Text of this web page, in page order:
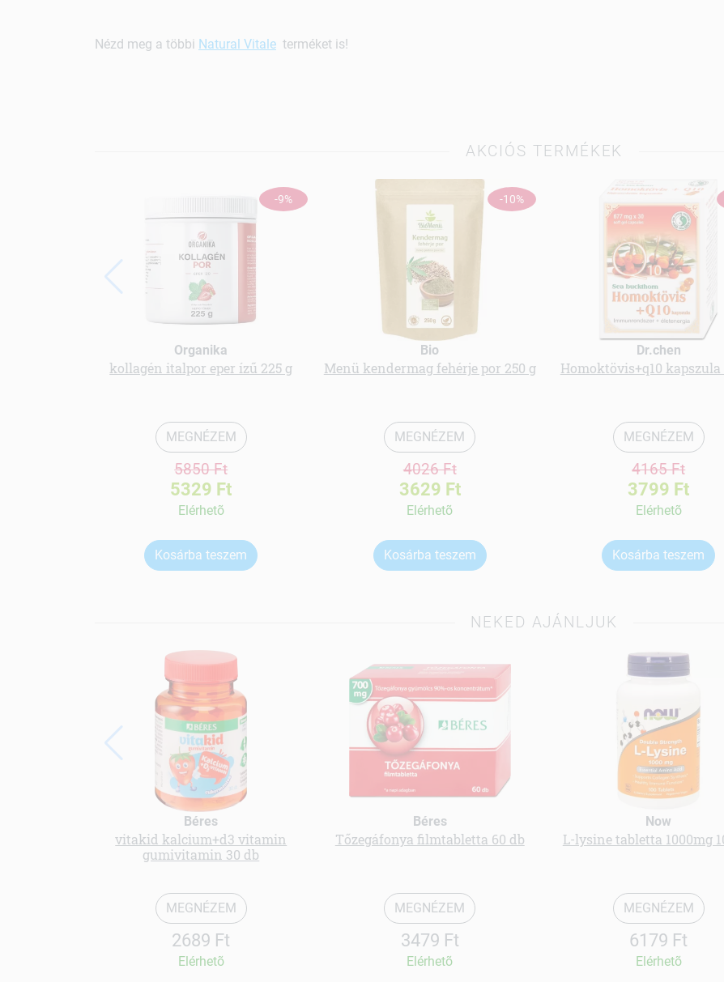
Nézd meg a többi Natural Vitale terméket is!
AKCIÓS TERMÉKEK
-9%
Organika
kollagén italpor eper ízű 225 g
MEGNÉZEM
5850 Ft
5329 Ft
Elérhetõ
Kosárba teszem
-10%
Bio
Menü kendermag fehérje por 250 g
MEGNÉZEM
4026 Ft
3629 Ft
Elérhetõ
Kosárba teszem
Dr.chen
Homoktövis+q10 kapszula
MEGNÉZEM
4165 Ft
3799 Ft
Elérhetõ
Kosárba teszem
NEKED AJÁNLJUK
Béres
vitakid kalcium+d3 vitamin
gumivitamin 30 db
MEGNÉZEM
2689 Ft
Elérhetõ
Béres
Tőzegáfonya filmtabletta 60 db
MEGNÉZEM
3479 Ft
Elérhetõ
Now
L-lysine tabletta 1000mg
MEGNÉZEM
6179 Ft
Elérhetõ